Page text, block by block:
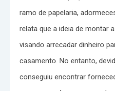
ramo de papelaria,
relata que a ideia de montar
visando arrecadar dinheiro
casamento. No entanto,
conseguiu encontrar